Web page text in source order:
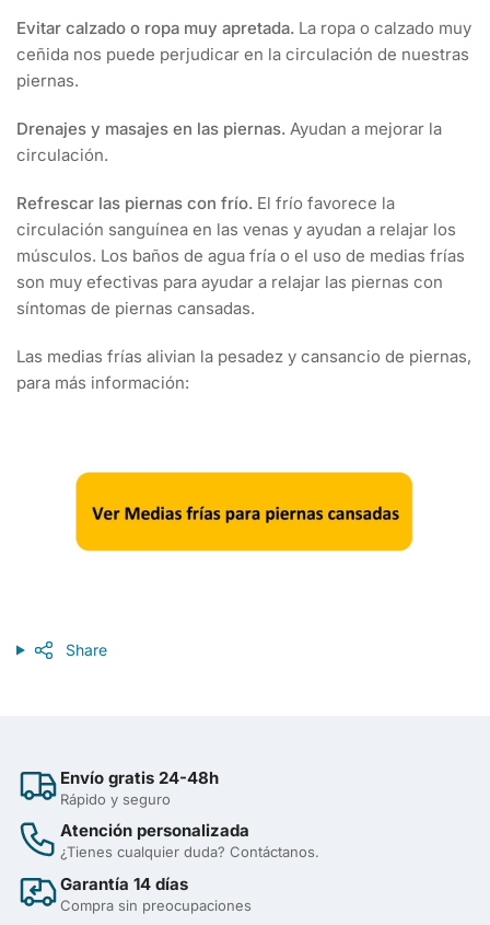
Evitar calzado o ropa muy apretada. La ropa o calzado muy
ceñida nos puede perjudicar en la circulación de nuestras
piernas.
Drenajes y masajes en las piernas. Ayudan a mejorar la
circulación.
Refrescar las piernas con frío. El frío favorece la
circulación sanguínea en las venas y ayudan a relajar los
músculos. Los baños de agua fría o el uso de medias frías
son muy efectivas para ayudar a relajar las piernas con
síntomas de piernas cansadas.
Las medias frías alivian la pesadez y cansancio de piernas,
para más información:
Share
Envío gratis 24-48h
Rápido y seguro
Atención personalizada
¿Tienes cualquier duda? Contáctanos.
Garantía 14 días
Compra sin preocupaciones